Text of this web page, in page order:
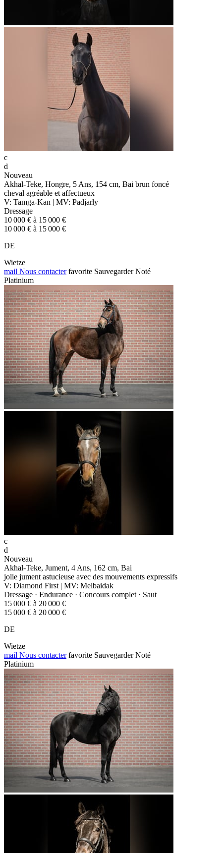
c
d
Nouveau
Akhal-Teke, Hongre, 5 Ans, 154 cm, Bai brun foncé
cheval agréable et affectueux
V: Tamga-Kan | MV: Padjarly
Dressage
10 000 € à 15 000 €
10 000 € à 15 000 €
DE
Wietze
mail Nous contacter favorite Sauvegarder Noté
Platinium
c
d
Nouveau
Akhal-Teke, Jument, 4 Ans, 162 cm, Bai
jolie jument astucieuse avec des mouvements expressifs
V: Diamond First | MV: Melbaidak
Dressage · Endurance · Concours complet · Saut
15 000 € à 20 000 €
15 000 € à 20 000 €
DE
Wietze
mail Nous contacter favorite Sauvegarder Noté
Platinium